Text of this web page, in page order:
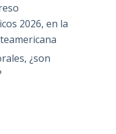
2026, en la
¿son